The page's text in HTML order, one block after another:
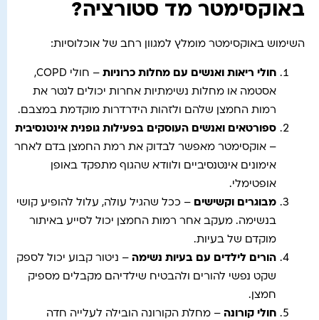
באוקסימטר מד סטורציה?
השימוש באוקסימטר מומלץ למגוון רחב של אוכלוסיות:
חולי ריאות ואנשים עם מחלות כרוניות
– חולי COPD,
אסטמה או מחלות נשימתיות אחרות יכולים לנטר את
רמות החמצן שלהם ולזהות הידרדרות מוקדמת במצבם.
ספורטאים ואנשים העוסקים בפעילות גופנית אינטנסיבית
– אוקסימטר מאפשר לבדוק את רמת החמצן בדם לאחר
אימונים אינטנסיביים ולוודא שהגוף מתפקד באופן
אופטימלי.
מבוגרים וקשישים – ככל שהגיל עולה, עלול להופיע קושי
בנשימה. מעקב אחר רמות החמצן יכול לסייע באיתור
מוקדם של בעיות.
הורים לילדים עם בעיות נשימה – ניטור קבוע יכול לספק
שקט נפשי להורים ולהבטיח שילדיהם מקבלים מספיק
חמצן.
חולי קורונה – מחלת הקורונה הובילה לעלייה חדה